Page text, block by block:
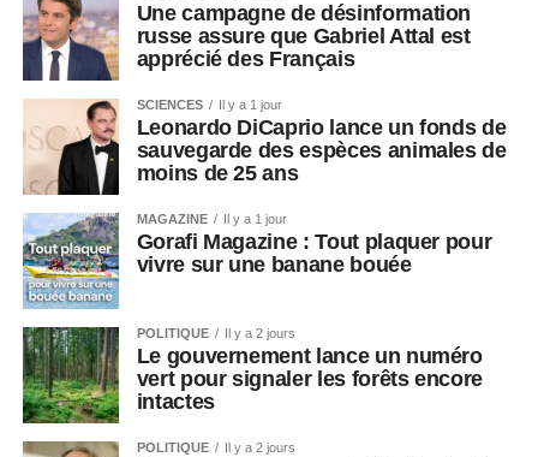
Une campagne de désinformation
russe assure que Gabriel Attal est
apprécié des Français
SCIENCES Il y a 1 jour
Leonardo DiCaprio lance un fonds de
sauvegarde des espèces animales de
moins de 25 ans
MAGAZINE Il y a 1 jour
Gorafi Magazine : Tout plaquer pour
vivre sur une banane bouée
POLITIQUE Il y a 2 jours
Le gouvernement lance un numéro
vert pour signaler les forêts encore
intactes
POLITIQUE Il y a 2 jours